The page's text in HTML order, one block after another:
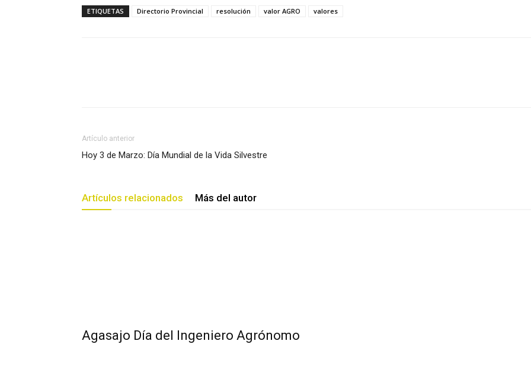
ETIQUETAS Directorio Provincial resolución valor AGRO valores
Artículo anterior
Hoy 3 de Marzo: Día Mundial de la Vida Silvestre
Artículos relacionados Más del autor
Agasajo Día del Ingeniero Agrónomo